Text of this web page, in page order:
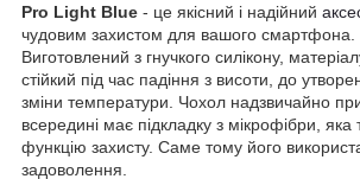
Pro Light Blue - це якісний і надійний
чудовим захистом для вашого смартфона.
Виготовлений з гнучкого силікону,
стійкий під час падіння з висоти, до
зміни температури. Чохол надзвичайно
всередині має підкладку з мікрофібри, яка
функцію захисту. Саме тому його
задоволення.